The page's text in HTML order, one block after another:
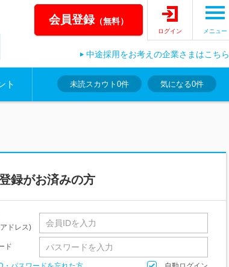
会員登録（無料）
ログイン メニュー
中途採用をお考えの企業さまはこちら
ト 未読スカウト 0件 気になる0件
録がお済みの方
ドレス)
ド